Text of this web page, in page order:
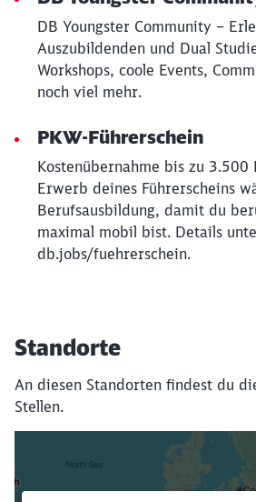
DB Youngster Community –
Auszubildenden und Dual
Workshops, coole Events,
noch viel mehr.
PKW-Führerschein
Kostenübernahme bis zu 3.500
Erwerb deines Führerscheins
Berufsausbildung, damit du
maximal mobil bist. Details
db.jobs/fuehrerschein.
Standorte
An diesen Standorten findest du
Stellen.